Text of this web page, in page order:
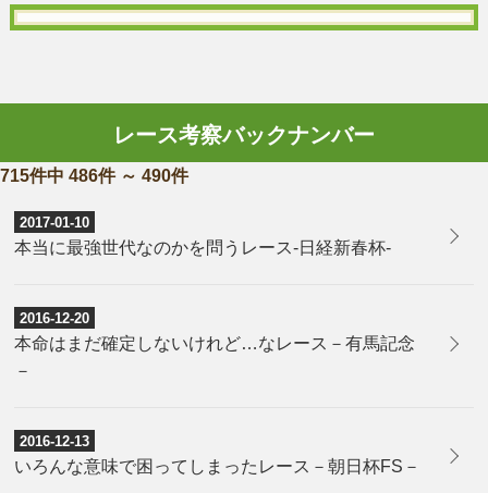
レース考察バックナンバー
715件中 486件 ～ 490件
2017-01-10
本当に最強世代なのかを問うレース-日経新春杯-
2016-12-20
本命はまだ確定しないけれど…なレース－有馬記念
－
2016-12-13
いろんな意味で困ってしまったレース－朝日杯FS－